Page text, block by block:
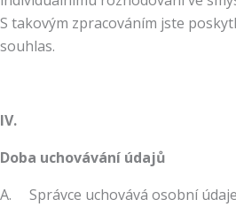
S takovým zpracováním jste
souhlas.
IV.
Doba uchovávání údajů
A. Správce uchovává osobní